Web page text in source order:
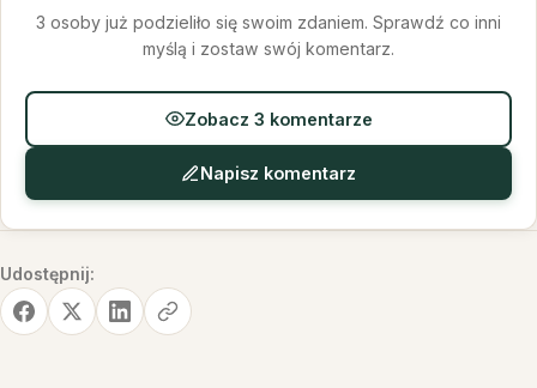
3 osoby już podzieliło się swoim zdaniem. Sprawdź co inni
myślą i zostaw swój komentarz.
Zobacz 3 komentarze
Napisz komentarz
Udostępnij: